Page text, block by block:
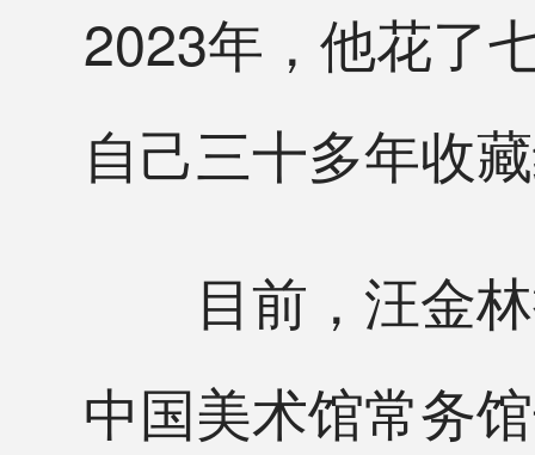
2023年，他花了
自己三十多年收
目前，汪金林
中国美术馆常务